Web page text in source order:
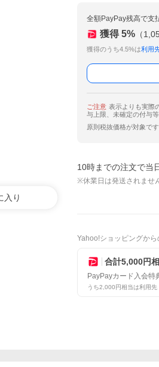
入り
全額PayPay残高で支
獲得 5% （
獲得のうち4.5%は利用
ご注意 表示よりも実際
与上限、未確定の付与等
原則税抜価格が対象で
10時までの注文で当
※休業日は発送されませ
Yahoo!ショッピングか
合計5,000円
PayPayカード入会特
うち2,000円相当は利用先